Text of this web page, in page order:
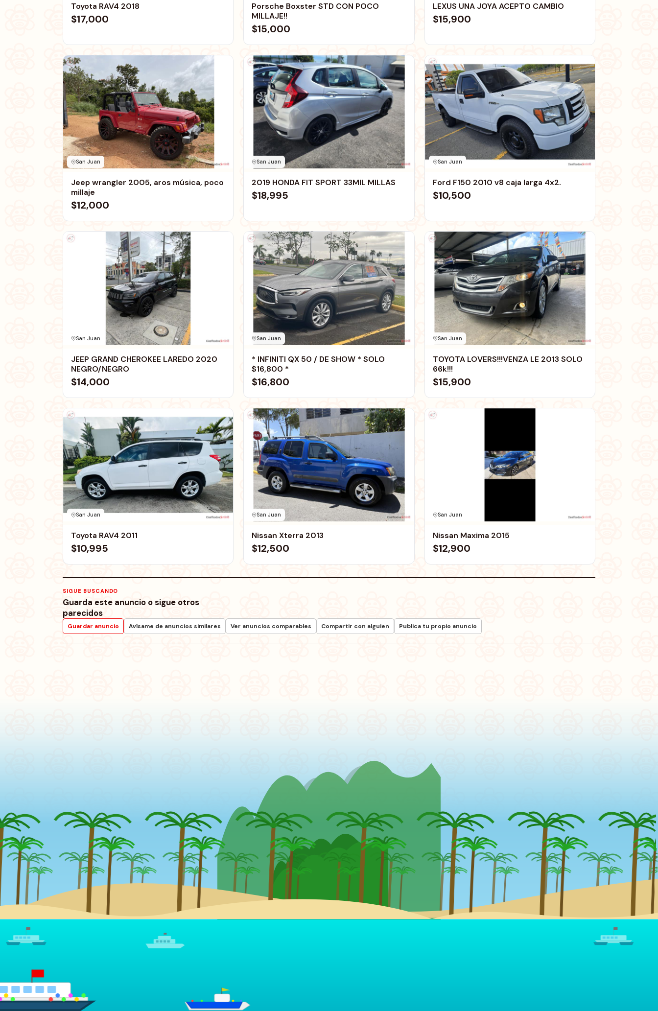
Toyota RAV4 2018
$17,000
Porsche Boxster STD CON POCO
MILLAJE!!
$15,000
LEXUS UNA JOYA ACEPTO CAMBIO
$15,900
San Juan
Jeep wrangler 2005, aros música, poco
millaje
$12,000
San Juan
2019 HONDA FIT SPORT 33MIL MILLAS
$18,995
San Juan
Ford F150 2010 v8 caja larga 4x2.
$10,500
San Juan
JEEP GRAND CHEROKEE LAREDO 2020
NEGRO/NEGRO
$14,000
San Juan
* INFINITI QX 50 / DE SHOW * SOLO
$16,800 *
$16,800
San Juan
TOYOTA LOVERS!!!VENZA LE 2013 SOLO
66k!!!
$15,900
San Juan
Toyota RAV4 2011
$10,995
San Juan
Nissan Xterra 2013
$12,500
San Juan
Nissan Maxima 2015
$12,900
SIGUE BUSCANDO
Guarda este anuncio o sigue otros
parecidos
Guardar anuncio Avísame de anuncios similares Ver anuncios comparables Compartir con alguien Publica tu propio anuncio